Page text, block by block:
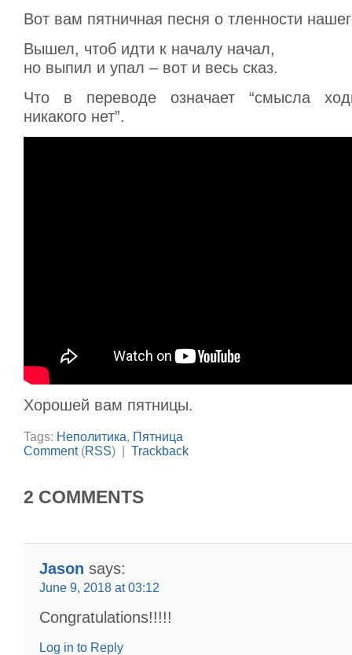
Вот вам пятничная песня о тленности
Вышел, чтоб идти к началу начал,
но выпил и упал – вот и весь сказ.
Что в переводе означает “смысла
никакого нет”.
Хорошей вам пятницы.
Tags: Неполитика, Пятница
Comment(RSS) | Trackback
2 COMMENTS
Jason says:
June 9, 2018 at 03:12
Congratulations!!!!!
Log in to Reply